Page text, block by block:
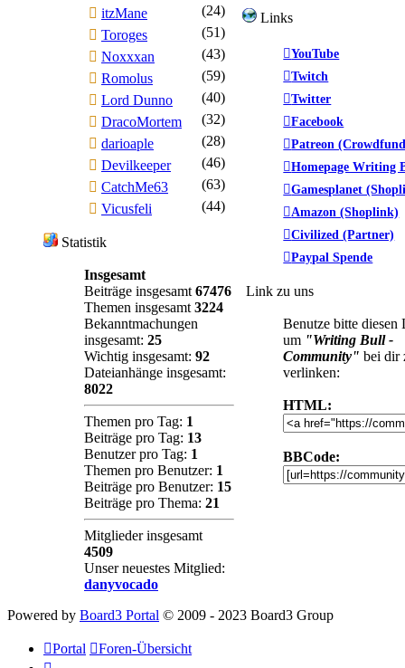
itzMane
(24)
Toroges
(51)
Noxxxan
(43)
Romolus
(59)
Lord Dunno
(40)
DracoMortem
(32)
darioaple
(28)
Devilkeeper
(46)
CatchMe63
(63)
Vicusfeli
(44)
Statistik
Insgesamt
Beiträge insgesamt 67476
Themen insgesamt 3224
Bekanntmachungen
insgesamt: 25
Wichtig insgesamt: 92
Dateianhänge insgesamt:
8022
Themen pro Tag: 1
Beiträge pro Tag: 13
Benutzer pro Tag: 1
Themen pro Benutzer: 1
Beiträge pro Benutzer: 15
Beiträge pro Thema: 21
Mitglieder insgesamt
4509
Unser neuestes Mitglied:
danyvocado
Links
YouTube
Twitch
Twitter
Facebook
Patreon
Homepage Writing
Gamesplanet
Amazon (Shoplink)
Civilized (Partner)
Paypal Spende
Link zu uns
Benutze bitte diesen
um "Writing Bull -
Community" bei dir
verlinken:
HTML:
BBCode:
Powered by Board3 Portal © 2009 - 2023 Board3 Group
Portal Foren-Übersicht